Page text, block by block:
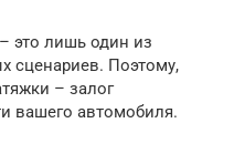
это лишь один из
сценариев. Поэтому,
– залог
вашего автомобиля.